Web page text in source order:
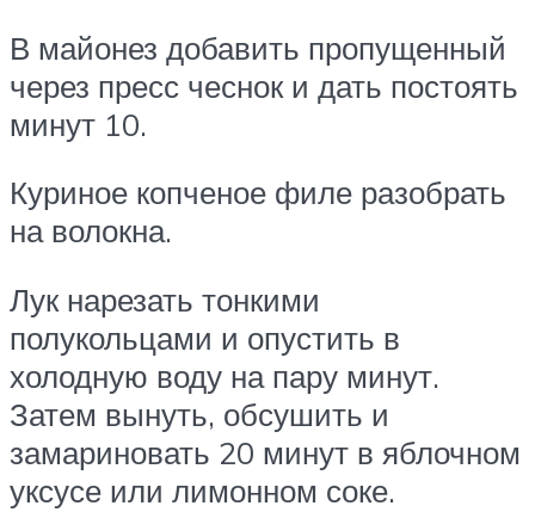
В майонез добавить пропущенный
через пресс чеснок и дать постоять
минут 10.
Куриное копченое филе разобрать
на волокна.
Лук нарезать тонкими
полукольцами и опустить в
холодную воду на пару минут.
Затем вынуть, обсушить и
замариновать 20 минут в яблочном
уксусе или лимонном соке.